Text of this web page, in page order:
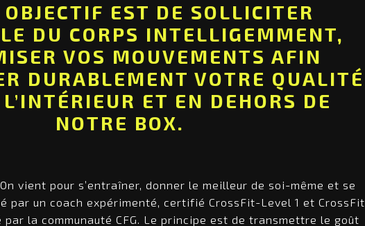
EST DE SOLLICITER
DU CORPS INTELLIGEMMENT,
VOS MOUVEMENTS AFIN
DURABLEMENT VOTRE QUALITÉ
ET EN DEHORS DE
NOTRE BOX.
vient pour s’entraîner, donner le meilleur de soi-même et se
par un coach expérimenté, certifié CrossFit-Level 1 et CrossFit
par la communauté CFG. Le principe est de transmettre le goût